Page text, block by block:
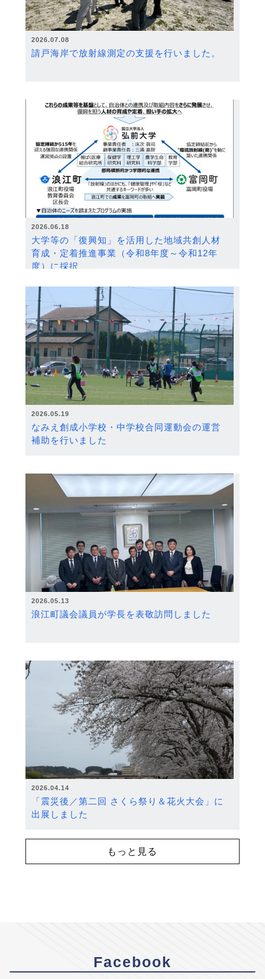
2026.07.08
請戸海岸で放射線測定の支援を行いました。
2026.06.18
大学等の「復興知」を活用した地域共創人材
育成・定着推進事業（令和8年度～令和12年
度）に採択
2026.05.19
なみえ創成小学校・中学校合同運動会の運営
補助を行いました
2026.05.13
浪江町議会議員が学長を表敬訪問しました
2026.04.14
「震災後／第二回 さくら祭り＆花火大会」に
出展しました
もっと見る
Facebook